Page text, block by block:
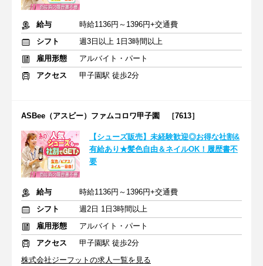
給与
時給1136円～1396円+交通費
シフト
週3日以上 1日3時間以上
雇用形態
アルバイト・パート
アクセス
甲子園駅 徒歩2分
ASBee（アスビー）ファムコロワ甲子園 ［7613］
【シューズ販売】未経験歓迎◎お得な社割&
有給あり★髪色自由＆ネイルOK！履歴書不
要
給与
時給1136円～1396円+交通費
シフト
週2日 1日3時間以上
雇用形態
アルバイト・パート
アクセス
甲子園駅 徒歩2分
株式会社ジーフットの求人一覧を見る